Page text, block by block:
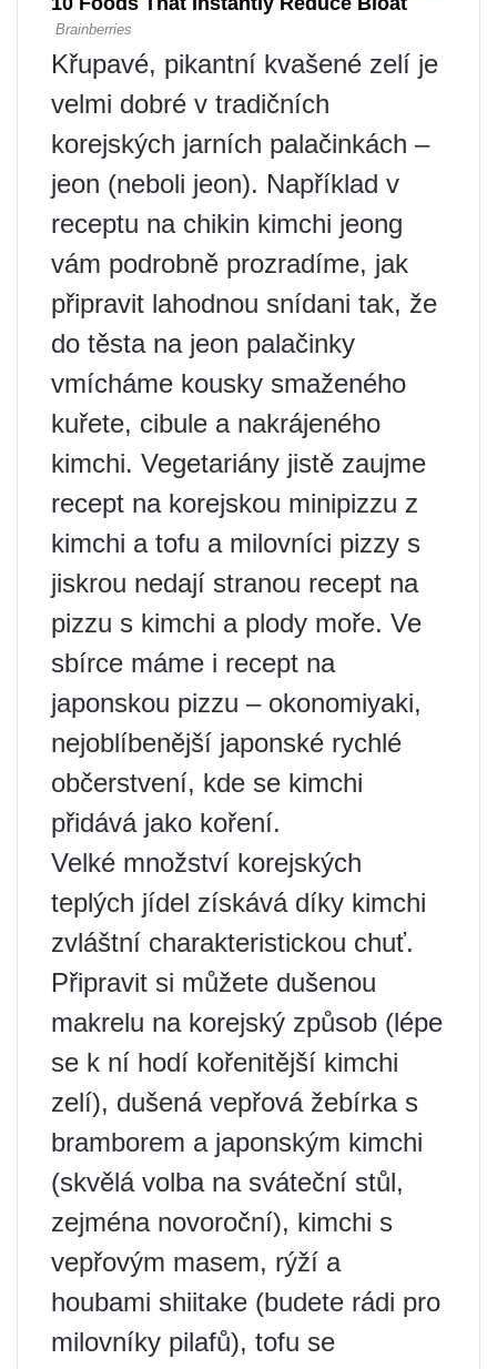
Křupavé, pikantní kvašené zelí je
velmi dobré v tradičních
korejských jarních palačinkách –
jeon (neboli jeon). Například v
receptu na chikin kimchi jeong
vám podrobně prozradíme, jak
připravit lahodnou snídani tak, že
do těsta na jeon palačinky
vmícháme kousky smaženého
kuřete, cibule a nakrájeného
kimchi. Vegetariány jistě zaujme
recept na korejskou minipizzu z
kimchi a tofu a milovníci pizzy s
jiskrou nedají stranou recept na
pizzu s kimchi a plody moře. Ve
sbírce máme i recept na
japonskou pizzu – okonomiyaki,
nejoblíbenější japonské rychlé
občerstvení, kde se kimchi
přidává jako koření.
Velké množství korejských
teplých jídel získává díky kimchi
zvláštní charakteristickou chuť.
Připravit si můžete dušenou
makrelu na korejský způsob (lépe
se k ní hodí kořenitější kimchi
zelí), dušená vepřová žebírka s
bramborem a japonským kimchi
(skvělá volba na sváteční stůl,
zejména novoroční), kimchi s
vepřovým masem, rýží a
houbami shiitake (budete rádi pro
milovníky pilafů), tofu se